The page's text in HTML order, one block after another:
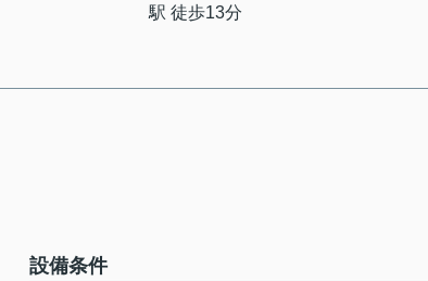
駅 徒歩13分
設備条件